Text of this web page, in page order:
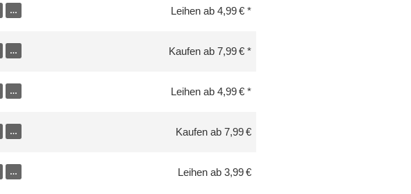
… Leihen ab 4,99 €
… Kaufen ab 7,99 €
… Leihen ab 4,99 €
… Kaufen ab 7,99 €
… Leihen ab 3,99 €